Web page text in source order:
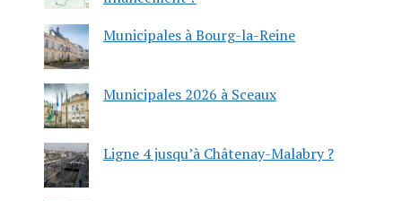
Municipales à Bourg-la-Reine
Municipales 2026 à Sceaux
Ligne 4 jusqu’à Châtenay-Malabry ?